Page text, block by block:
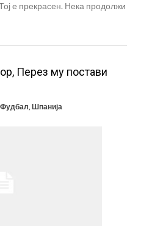
е прекрасен. Нека продолжи
Перез му постави
Фудбал,Шпанија